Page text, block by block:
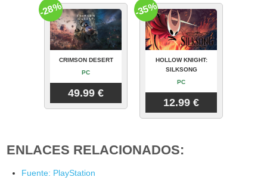
CRIMSON DESERT
PC
49.99 €
-28%
HOLLOW KNIGHT:
SILKSONG
PC
12.99 €
-35%
ENLACES RELACIONADOS:
Fuente: PlayStation